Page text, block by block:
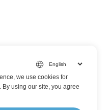
we use cookies for
using our site, you agree